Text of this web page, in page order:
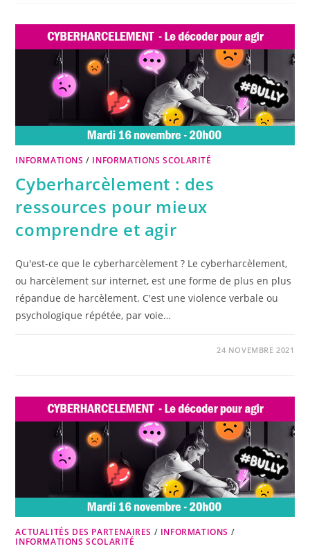
INFORMATIONS / INFORMATIONS SCOLARITÉ
Cyberharcèlement : des
ressources pour mieux
comprendre et agir
Qu'est-ce que le cyberharcèlement ? Le cyberharcèlement,
ou harcèlement sur internet, est une forme de plus en plus
répandue de harcèlement. C'est une violence verbale ou
psychologique répétée, par voie…
24 NOVEMBRE 2021
ACTUALITÉS DES PARTENAIRES / INFORMATIONS /
INFORMATIONS SCOLARITÉ